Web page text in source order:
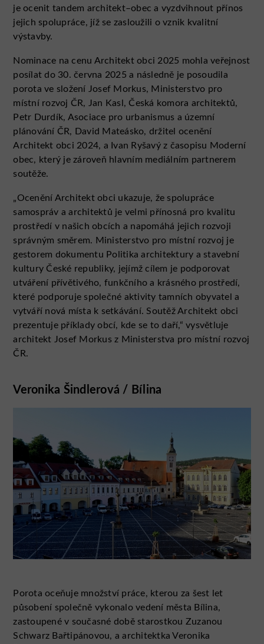
je ocenit tandem architekt–obec a vyzdvihnout přínos
jejich spolupráce, jíž se zasloužili o vznik kvalitní
výstavby.
Nominace na cenu Architekt obci 2025 mohla veřejnost
posílat do 30. června 2025 a následně je posoudila
porota ve složení Josef Morkus, Ministerstvo pro
místní rozvoj ČR, Jan Kasl, Česká komora architektů,
Petr Durdík, Asociace pro urbanismus a územní
plánování ČR, David Mateásko, držitel ocenění
Architekt obci 2024, a Ivan Ryšavý z časopisu Moderní
obec, který je zároveň hlavním mediálním partnerem
soutěže.
„Ocenění Architekt obci ukazuje, že spolupráce
samospráv a architektů je velmi přínosná pro kvalitu
prostředí v našich obcích a napomáhá jejich rozvoji
správným směrem. Ministerstvo pro místní rozvoj je
gestorem dokumentu Politika architektury a stavební
kultury České republiky, jejímž cílem je podporovat
utváření přívětivého, funkčního a krásného prostředí,
které podporuje společné aktivity tamních obyvatel a
vytváří nová místa k setkávání. Soutěž Architekt obci
prezentuje příklady obcí, kde se to daří,“ vysvětluje
architekt Josef Morkus z Ministerstva pro místní rozvoj
ČR.
Veronika Šindlerová / Bílina
Porota oceňuje množství práce, kterou za šest let
působení společně vykonalo vedení města Bílina,
zastoupené v současné době starostkou Zuzanou
Schwarz Bařtipánovou, a architektka Veronika